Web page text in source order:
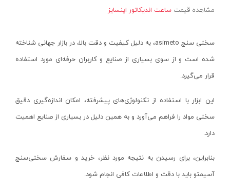
اکسپندر
میکسر شارژی
فن
حدیده زن شارژی
کیت ابزار شارژی
ماساژور شارژی
سیلور - Silver
کستل - Castel
اینتیمکس - INTIMAX
کلاسیک - Classic
آلپینوکس - ALPINOX
استابیلا - STABILA
گریتک - GREATEC
نارنجی - مشکی
سفید
قرمز- مشکی-نقره‌ای
سفید - نقره‌ای
زرد - نقره‌ای
قهوه‌ای - نقره‌ای
طلایی
مشاهده قیمت ساعت اندیکاتور اینسایز
سختی سنج asimeto، به دلیل کیفیت و دقت بالا، در بازار جهانی شناخته
شده است و از سوی بسیاری از صنایع و کاربران حرفه‌ای مورد استفاده
قرار می‌گیرد.
این ابزار با استفاده از تکنولوژی‌های پیشرفته، امکان اندازه‌گیری دقیق
سختی مواد را فراهم می‌آورد و به همین دلیل در بسیاری از صنایع اهمیت
دارد.
بنابراین، برای رسیدن به نتیجه مورد نظر، خرید و سفارش سختی‌سنج
آسیمتو باید با دقت و اطلاعات کافی انجام شود.